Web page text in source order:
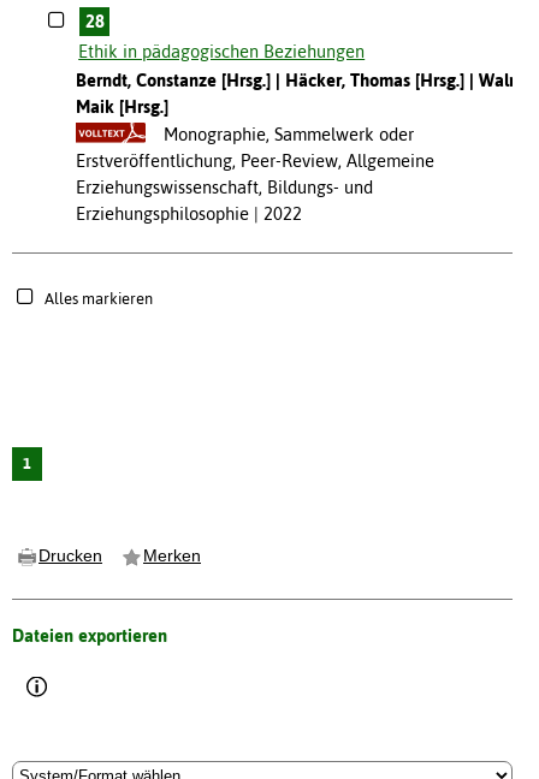
28
Ethik in pädagogischen Beziehungen
Berndt, Constanze [Hrsg.]
Häcker, Thomas [Hrsg.]
Walm,
Maik [Hrsg.]
Monographie, Sammelwerk oder
Erstveröffentlichung, Peer-Review, Allgemeine
Erziehungswissenschaft, Bildungs- und
Erziehungsphilosophie
2022
Alles markieren
1
Drucken Merken
Dateien exportieren